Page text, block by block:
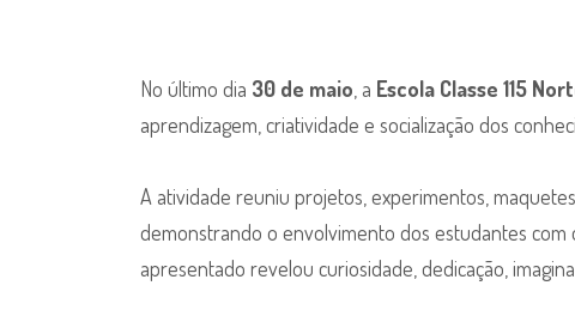
No último dia 30 de maio , a Escola Classe 115
aprendizagem, criatividade e socialização dos
A atividade reuniu projetos, experimentos,
demonstrando o envolvimento dos estudantes
apresentado revelou curiosidade, dedicação,